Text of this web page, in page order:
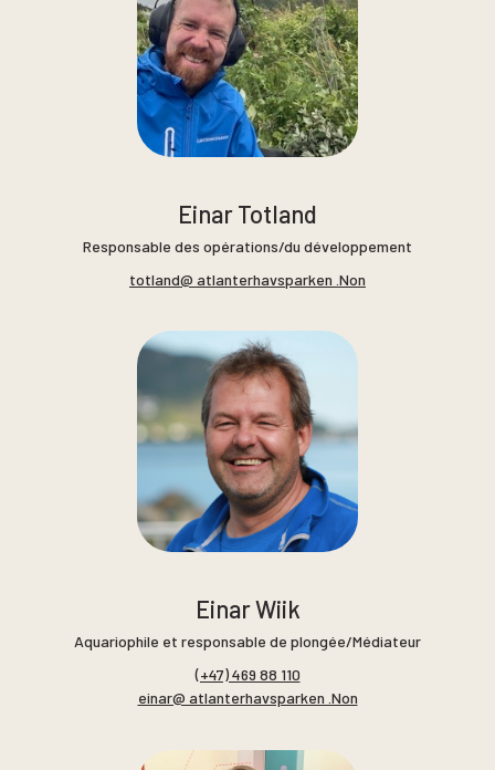
Einar Totland
Responsable des opérations/du développement
totland@ atlanterhavsparken .Non
Einar Wiik
Aquariophile et responsable de plongée/Médiateur
(+47) 469 88 110
einar@ atlanterhavsparken .Non